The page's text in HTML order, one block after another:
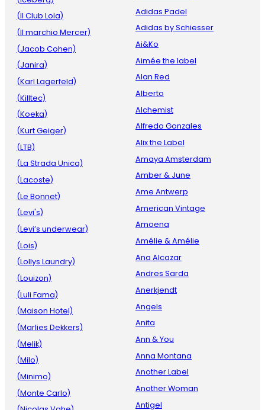
(Il Club Lola)
(Il marchio Mercer)
(Jacob Cohen)
(Janira)
(Karl Lagerfeld)
(Killtec)
(Koeka)
(Kurt Geiger)
(LTB)
(La Strada Unica)
(Lacoste)
(Le Bonnet)
(Levi's)
(Levi’s underwear)
(Lois)
(Lollys Laundry)
(Louizon)
(Luli Fama)
(Maison Hotel)
(Marlies Dekkers)
(Melik)
(Milo)
(Minimo)
(Monte Carlo)
Adidas Padel
Adidas by Schiesser
Ai&Ko
Aimée the label
Alan Red
Alberto
Alchemist
Alfredo Gonzales
Alix the Label
Amaya Amsterdam
Amber & June
Ame Antwerp
American Vintage
Amoena
Amélie & Amélie
Ana Alcazar
Andres Sarda
Anerkjendt
Angels
Anita
Ann & You
Anna Montana
Another Label
Another Woman
Antigel